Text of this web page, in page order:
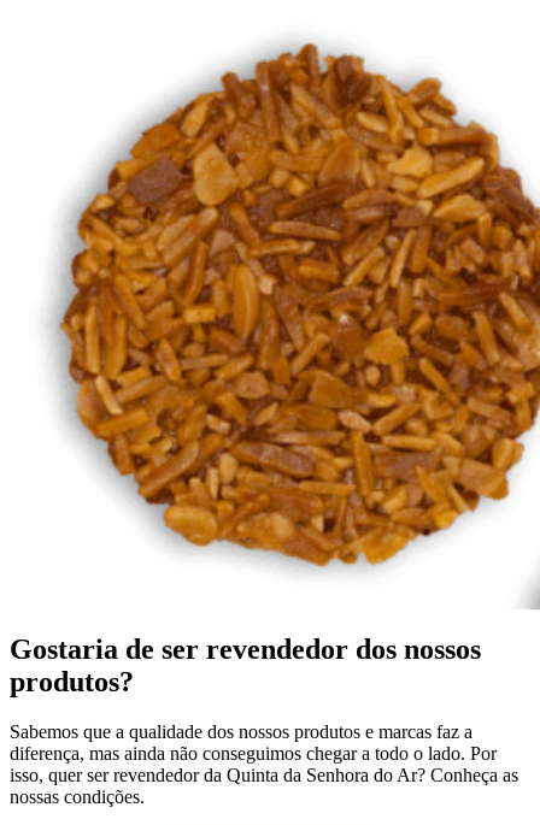
Gostaria de ser revendedor dos nossos
produtos?
Sabemos que a qualidade dos nossos produtos e marcas faz a
diferença, mas ainda não conseguimos chegar a todo o lado. Por
isso, quer ser revendedor da Quinta da Senhora do Ar? Conheça as
nossas condições.